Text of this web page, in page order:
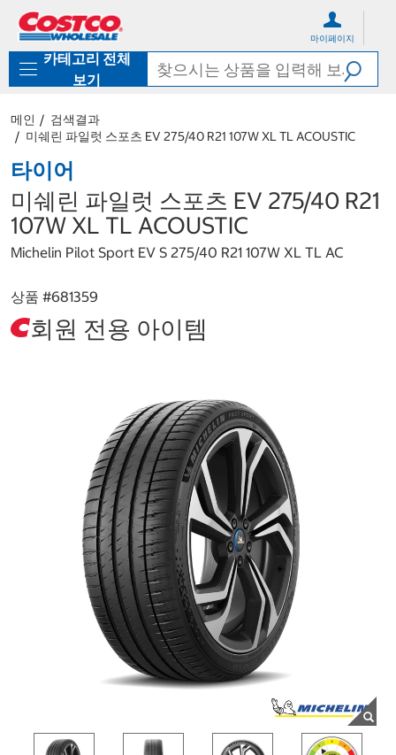
로
기
가
마이페이지
카테고리 전체
보기
메인
검색결과
미쉐린 파일럿 스포츠 EV 275/40 R21 107W XL TL ACOUSTIC
타이어
미쉐린 파일럿 스포츠 EV 275/40 R21
107W XL TL ACOUSTIC
Michelin Pilot Sport EV S 275/40 R21 107W XL TL AC
상품 #681359
회원 전용 아이템